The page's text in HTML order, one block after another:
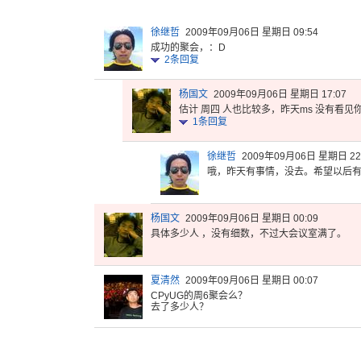
徐继哲 2009年09月06日 星期日 09:54
成功的聚会，：D
2条回复
杨国文 2009年09月06日 星期日 17:07
估计 周四 人也比较多，昨天ms 没有看见
1条回复
徐继哲 2009年09月06日 星期日
哦，昨天有事情，没去。希望以后
杨国文 2009年09月06日 星期日 00:09
具体多少人 ，没有细数，不过大会议室满了。
夏清然 2009年09月06日 星期日 00:07
CPyUG的周6聚会么？
去了多少人？